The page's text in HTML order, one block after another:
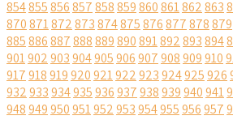
854855856857858859860861862863
870871872873874875876877878879
885886887888889890891892893894
901902903904905906907908909910
917918919920921922923924925926
932933934935936937938939940941
948949950951952953954955956957